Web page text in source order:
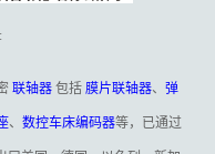
联轴器 包括膜片联轴器、弹
、数控车床编码器等，已通过